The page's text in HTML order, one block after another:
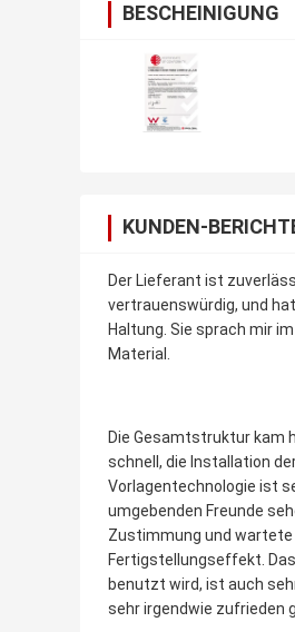
BESCHEINIGUNG
KUNDEN-
Der Lieferant ist
vertrauenswürdig, und
Haltung. Sie sprach mir
Material.
Die Gesamtstruktur kam
schnell, die Installation
Vorlagentechnologie ist
umgebenden Freunde
Zustimmung und wartete
Fertigstellungseffekt.
benutzt wird, ist auch
sehr irgendwie zufrieden